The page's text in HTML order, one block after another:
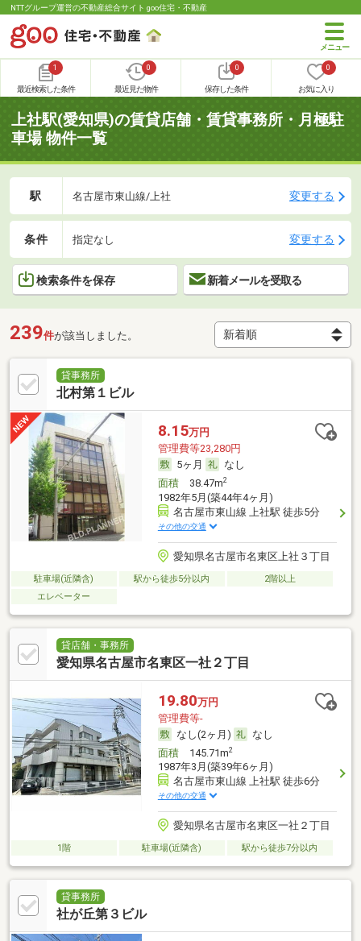
NTTグループ運営の不動産総合サイト goo住宅・不動産
1
最近検索した条件
0
最近見た物件
0
保存した条件
0
お気に入り
上社駅(愛知県)の賃貸店舗・賃貸事務所・月極駐
車場 物件一覧
駅 名古屋市東山線/上社 変更する
条件 指定なし 変更する
検索条件を保存 新着メールを受取る
239件が該当しました。
貸事務所
北村第１ビル
8.15万円
管理費等23,280円
5ヶ月
なし
面積38.47m2
1982年5月(築44年4ヶ月)
名古屋市東山線 上社駅 徒歩5分
その他の交通
愛知県名古屋市名東区上社３丁目
駐車場(近隣含) 駅から徒歩5分以内
2階以上
エレベーター
貸店舗・事務所
愛知県名古屋市名東区一社２丁目
19.80万円
管理費等-
なし(2ヶ月)
なし
面積145.71m2
1987年3月(築39年6ヶ月)
名古屋市東山線 上社駅 徒歩6分
その他の交通
愛知県名古屋市名東区一社２丁目
1階 駐車場(近隣含) 駅から徒歩7分以内
貸事務所
社が丘第３ビル